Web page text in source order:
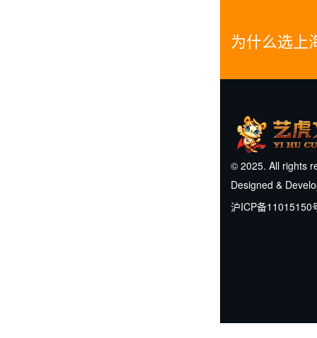
为什么选上
© 2025. All rights
Designed &
沪ICP备11015150